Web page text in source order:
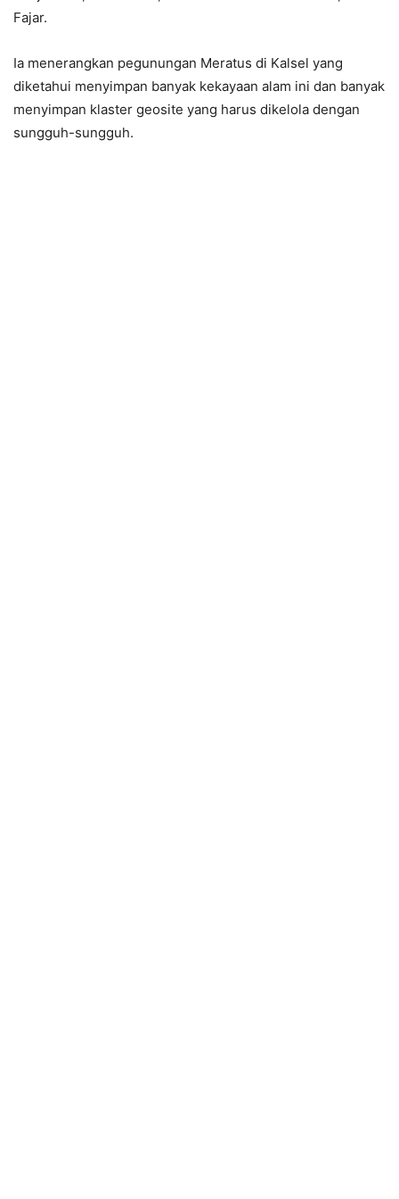
Fajar.
Ia menerangkan pegunungan Meratus di Kalsel yang
diketahui menyimpan banyak kekayaan alam ini dan banyak
menyimpan klaster geosite yang harus dikelola dengan
sungguh-sungguh.